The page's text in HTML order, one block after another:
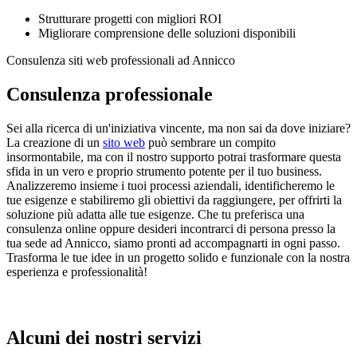
Strutturare progetti con migliori ROI
Migliorare comprensione delle soluzioni disponibili
Consulenza siti web professionali ad Annicco
Consulenza professionale
Sei alla ricerca di un'iniziativa vincente, ma non sai da dove iniziare?
La creazione di un sito web può sembrare un compito
insormontabile, ma con il nostro supporto potrai trasformare questa
sfida in un vero e proprio strumento potente per il tuo business.
Analizzeremo insieme i tuoi processi aziendali, identificheremo le
tue esigenze e stabiliremo gli obiettivi da raggiungere, per offrirti la
soluzione più adatta alle tue esigenze. Che tu preferisca una
consulenza online oppure desideri incontrarci di persona presso la
tua sede ad Annicco, siamo pronti ad accompagnarti in ogni passo.
Trasforma le tue idee in un progetto solido e funzionale con la nostra
esperienza e professionalità!
Alcuni dei nostri servizi